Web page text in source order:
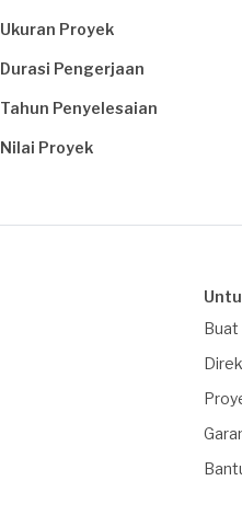
Ukuran Proyek
Durasi Pengerjaan
Tahun Penyelesaian
Nilai Proyek
Buat